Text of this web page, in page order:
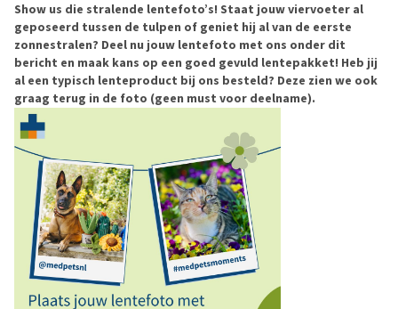
Show us die stralende lentefoto’s! Staat jouw viervoeter al
geposeerd tussen de tulpen of geniet hij al van de eerste
zonnestralen? Deel nu jouw lentefoto met ons onder dit
bericht en maak kans op een goed gevuld lentepakket! Heb jij
al een typisch lenteproduct bij ons besteld? Deze zien we ook
graag terug in de foto (geen must voor deelname).